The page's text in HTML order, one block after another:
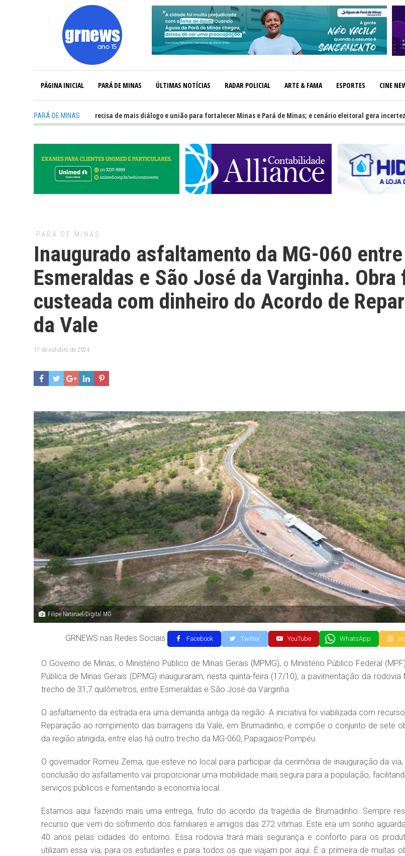
PÁGINA INICIAL PARÁ DE MINAS ÚLTIMAS NOTÍCIAS RADAR POLICIAL ARTE & FAMA ESPORTES CINE
PARÁ DE MINAS
GRNEWS TV: Política precisa de mais diálogo e união para fortalecer Minas e Pará de Minas; e cenário eleitoral gera incertezas
PARÁ DE MINAS
Inaugurado asfaltamento da MG-060 entre
Esmeraldas e São José da Varginha. Obra
custeada com dinheiro do Acordo de
da Vale
17 de outubro de 2024
Filipe Natanael/Digital MG
GRNEWS nas Redes Sociais Facebook Twitter YouTube WhatsApp
O Governo de Minas, o Ministério Público de Minas Gerais (MPMG), o Ministério Público Federal
Pública de Minas Gerais (DPMG) inauguraram, nesta quinta-feira (17/10), a pavimentação da rodovia
trecho de 31,7 quilômetros, entre Esmeraldas e São José da Varginha.
O asfaltamento da estrada era uma demanda antiga da região. A iniciativa foi viabilizada com
Reparação ao rompimento das barragens da Vale, em Brumadinho, e compõe o conjunto de sete
da região atingida, entre elas há outro trecho da MG-060, Papagaios-Pompéu.
O governador Romeu Zema, que esteve no local para participar da cerimônia de inauguração da
conclusão do asfaltamento vai proporcionar uma mobilidade mais segura para a população,
serviços públicos e fomentando a economia local.
Estamos aqui fazendo mais uma entrega, fruto do acordo da tragédia de Brumadinho. Sempre
recurso que vem do sofrimento dos familiares e amigos das 272 vítimas. Este era um sonho
40 anos pelas cidades do entorno. Essa rodovia trará mais segurança e conforto para os
utilizam essa via, para os estudantes e para todos os que viajam por aqui. É a primeira de muitas